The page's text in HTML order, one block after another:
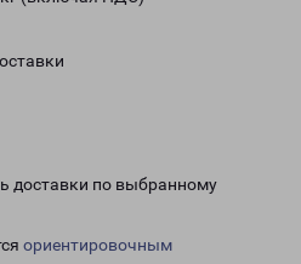
доставки по выбранному
ориентировочным